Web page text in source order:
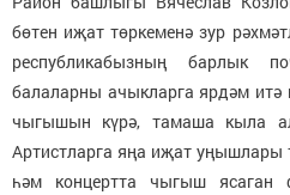
бөтен иҗат төркеменә зур
республикабызның барлык
балаларны ачыкларга ярдәм итә
чыгышын күрә, тамаша кыла
Артистларга яңа иҗат уңышлары
һәм концертта чыгыш ясаган